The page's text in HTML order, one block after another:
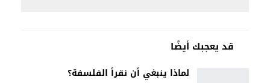
قد يعجبك أيضًا
لماذا ينبغي أن نقرأ الفلسفة؟